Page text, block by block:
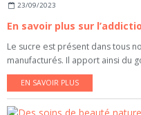
23/09/2023
Le sucre est présent dans tous
manufacturés. Il apport ainsi du
EN SAVOIR PLUS